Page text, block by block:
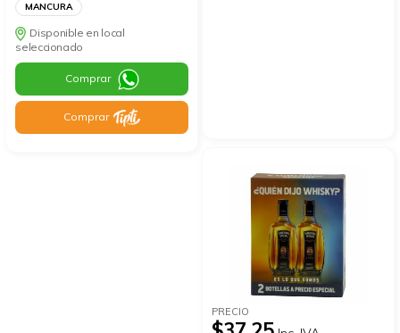
MANCURA
Disponible en local
seleccionado
Comprar
Comprar
PRECIO